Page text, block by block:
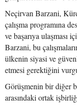
Neçirvan Barzani,
çalışma programına
ve başarıya ulaşması
Barzani, bu
ülkenin siyasi ve
etmesi gerektiğini
Görüşmenin bir diğer
arasındaki ortak